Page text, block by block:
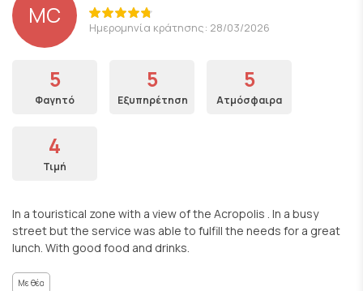
MC Ημερομηνία κράτησης: 28/03/2026
5
Φαγητό
5
Εξυπηρέτηση
5
Ατμόσφαιρα
4
Τιμή
In a touristical zone with a view of the Acropolis . In a busy
street but the service was able to fulfill the needs for a great
lunch. With good food and drinks.
Με θέα